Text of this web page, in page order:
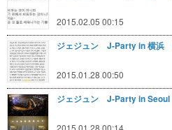
2015.02.05 00:15
ジェジュン J-Party in 横浜
2015.01.28 00:50
ジェジュン J-Party in Seoul